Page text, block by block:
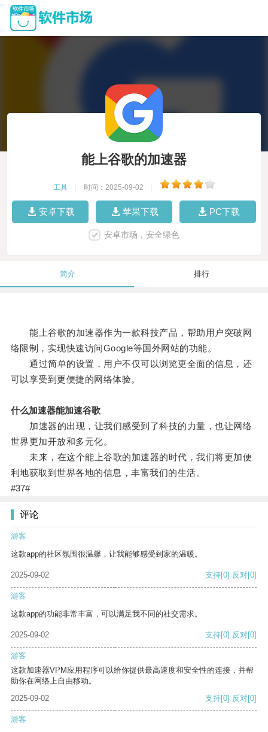
能上谷歌的加速器
工具 时间：2025-09-02
安卓下载 苹果下载 PC下载
安卓市场，安全绿色
简介 排行
能上谷歌的加速器作为一款科技产品，帮助用户突破网
络限制，实现快速访问Google等国外网站的功能。
通过简单的设置，用户不仅可以浏览更全面的信息，还
可以享受到更便捷的网络体验。
什么加速器能加速谷歌
加速器的出现，让我们感受到了科技的力量，也让网络
世界更加开放和多元化。
未来，在这个能上谷歌的加速器的时代，我们将更加便
利地获取到世界各地的信息，丰富我们的生活。
#37#
评论
游客
这款app的社区氛围很温馨，让我能够感受到家的温暖。
2025-09-02 支持[0] 反对[0]
游客
这款app的功能非常丰富，可以满足我不同的社交需求。
2025-09-02 支持[0] 反对[0]
游客
这款加速器VPM应用程序可以给你提供最高速度和安全性的连接，并帮
助你在网络上自由移动。
2025-09-02
支持[0] 反对[0]
游客